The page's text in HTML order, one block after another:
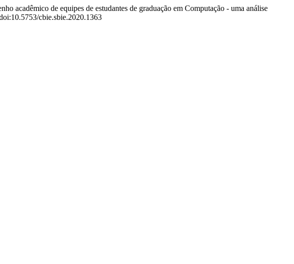
acadêmico de equipes de estudantes de graduação em Computação - uma análise
cbie.sbie.2020.1363